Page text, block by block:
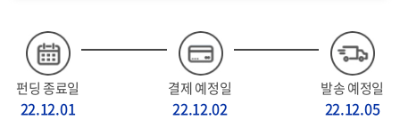
펀딩 종료일
22.12.01
결제 예정일
22.12.02
발송 예정일
22.12.05